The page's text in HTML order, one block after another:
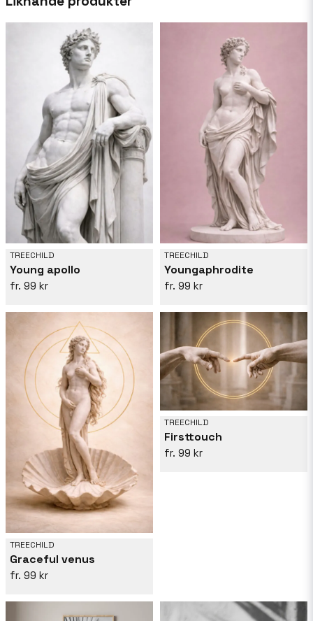
varje dag som det kommer, så att hennes humör
att vägleda henne i hennes skapelser.
TREECHILD
Young apollo
99 kr
TREECHILD
Youngaphrodite
99 kr
TREECHILD
Graceful venus
99 kr
TREECHILD
Firsttouch
99 kr